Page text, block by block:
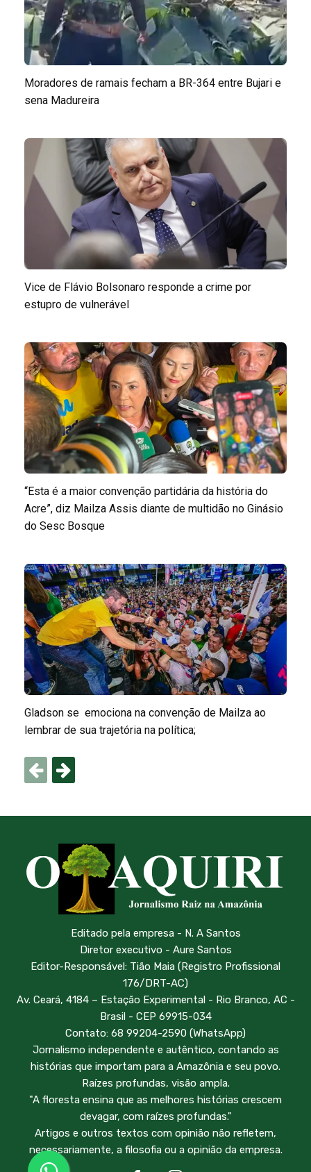
Moradores de ramais fecham a BR-364 entre Bujari e
sena Madureira
Vice de Flávio Bolsonaro responde a crime por
estupro de vulnerável
“Esta é a maior convenção partidária da história do
Acre”, diz Mailza Assis diante de multidão no Ginásio
do Sesc Bosque
Gladson se emociona na convenção de Mailza ao
lembrar de sua trajetória na política;
Editado pela empresa - N. A Santos
Diretor executivo - Aure Santos
Editor-Responsável: Tião Maia (Registro Profissional
176/DRT-AC)
Av. Ceará, 4184 – Estação Experimental - Rio Branco, AC -
Brasil - CEP 69915-034
Contato: 68 99204-2590 (WhatsApp)
Jornalismo independente e autêntico, contando as
histórias que importam para a Amazônia e seu povo.
Raízes profundas, visão ampla.
"A floresta ensina que as melhores histórias crescem
devagar, com raízes profundas."
Artigos e outros textos com opinião não refletem,
necessariamente, a filosofia ou a opinião da empresa.